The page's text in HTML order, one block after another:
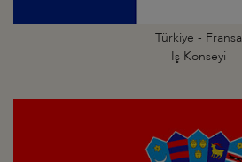
Türkiye - Fransa
İş Konseyi